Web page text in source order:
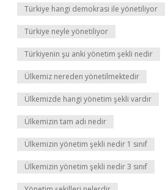
Türkiye hangi demokrasi ile yönetiliyor
Türkiye neyle yönetiliyor
Türkiyenin şu anki yönetim şekli nedir
Ülkemiz nereden yönetilmektedir
Ülkemizde hangi yönetim şekli vardır
Ülkemizin tam adı nedir
Ülkemizin yönetim şekli nedir 1 sınıf
Ülkemizin yönetim şekli nedir 3 sınıf